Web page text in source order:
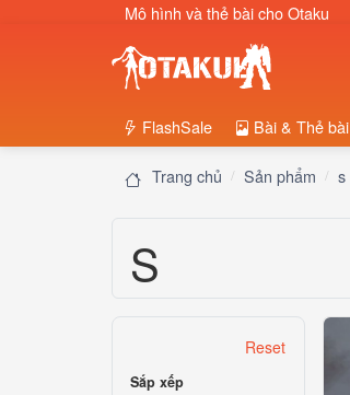
Mô hình và thẻ bài cho Otaku
FlashSale Bài & Thẻ bài
Trang chủ Sản phẩm s
S
Reset
Sắp xếp